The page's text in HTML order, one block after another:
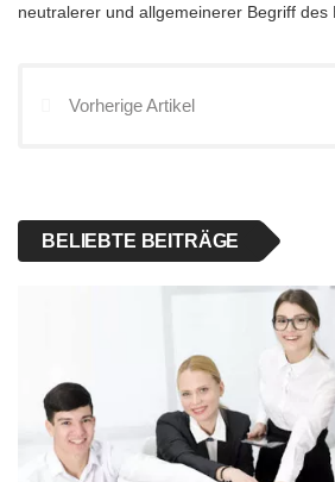
neutralerer und allgemeinerer Begriff des
Vorherige Artikel
BELIEBTE BEITRÄGE